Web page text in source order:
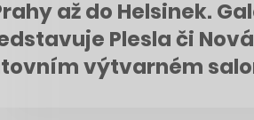
až do Helsinek.
Plesla či
výtvarném